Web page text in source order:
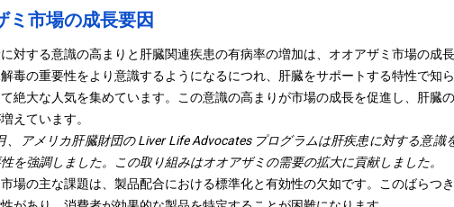
ミ市場の成長要因
対する意識の高まりと肝臓関連疾患の有病率の増加は、オオアザミ市場の成
毒の重要性をより意識するようになるにつれ、肝臓をサポートする特性で知
て絶大な人気を集めています。この意識の高まりが市場の成長を促進し、肝臓
えています。
、アメリカ肝臓財団の Liver Life Advocates プログラムは肝疾患に対する意識
を強調しました。この取り組みはオオアザミの需要の拡大に貢献しました。
場の主な課題は、製品配合における標準化と有効性の欠如です。このばらつ